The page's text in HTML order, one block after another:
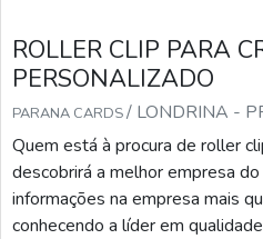
ROLLER CLIP PARA
PERSONALIZADO
PARANA CARDS/ LONDRINA -
Quem está à procura de roller
descobrirá a melhor empresa
informações na empresa mais
conhecendo a líder em